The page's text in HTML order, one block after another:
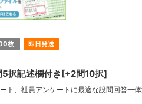
枚 即日発送
択記述欄付き[+2問10択]
ト、社員アンケートに最適な設問回答一